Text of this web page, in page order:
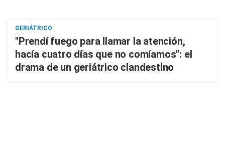
GERIÁTRICO
"Prendí fuego para llamar la atención,
hacía cuatro días que no comíamos": el
drama de un geriátrico clandestino